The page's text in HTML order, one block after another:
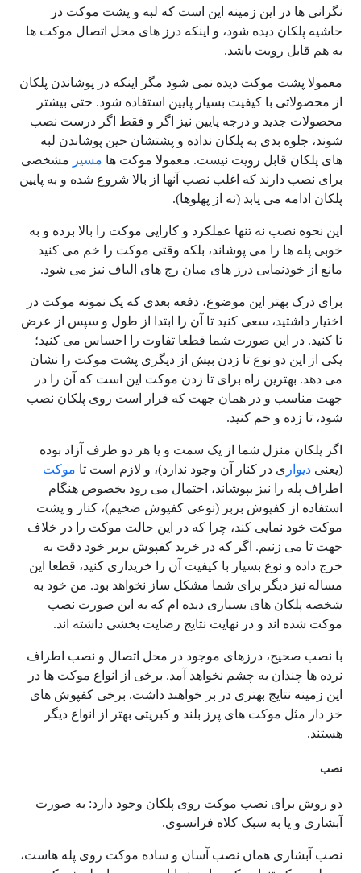
نگرانی ها در این زمینه این است که لبه و پشت موکت در
حاشیه پلکان دیده شود، و اینکه درز های محل اتصال موکت ها
به هم قابل رویت باشد.
معمولا پشت موکت دیده نمی شود مگر اینکه در پوشاندن پلکان
از محصولاتی با کیفیت بسیار پایین استفاده شود. حتی بیشتر
محصولات جدید و درجه پایین نیز اگر و فقط اگر درست نصب
شوند، جلوه بدی به پلکان نداده و پشتشان حین پوشاندن لبه
های پلکان قابل رویت نیست. معمولا موکت ها مسیر مشخصی
برای نصب دارند که اغلب نصب آنها از بالا شروع شده و به پایین
پلکان ادامه می یابد (نه از پهلوها).
این نحوه نصب نه تنها عملکرد و کارایی موکت را بالا برده و به
خوبی پله ها را می پوشاند، بلکه وقتی موکت را خم می کنید
مانع از خودنمایی درز های میان رج های الیاف نیز می شود.
برای درک بهتر این موضوع، دفعه بعدی که یک نمونه موکت در
اختیار داشتید، سعی کنید تا آن را ابتدا از طول و سپس از عرض
تا کنید. در این صورت شما قطعا تفاوت را احساس می کنید؛
یکی از این دو نوع تا زدن بیش از دیگری پشت موکت را نشان
می دهد. بهترین راه برای تا زدن موکت این است که آن را در
جهت مناسب و در همان جهت که قرار است روی پلکان نصب
شود، تا زده و خم کنید.
اگر پلکان منزل شما از یک سمت و یا هر دو طرف آزاد بوده
(یعنی دیوار ی در کنار آن وجود ندارد)، و لازم است تا موکت
اطراف پله را نیز بپوشاند، احتمال می رود بخصوص هنگام
استفاده از کفپوش بربر (نوعی کفپوش ضخیم)، کنار و پشت
موکت خود نمایی کند، چرا که در این حالت موکت را در خلاف
جهت تا می زنیم. اگر که در خرید کفپوش بربر خود دقت به
خرج داده و نوع بسیار با کیفیت آن را خریداری کنید، قطعا این
مساله نیز دیگر برای شما مشکل ساز نخواهد بود. من خود به
شخصه پلکان های بسیاری دیده ام که به این صورت نصب
موکت شده اند و در نهایت نتایج رضایت بخشی داشته اند.
با نصب صحیح، درزهای موجود در محل اتصال و نصب اطراف
نرده ها چندان به چشم نخواهد آمد. برخی از انواع موکت ها در
این زمینه نتایج بهتری در بر خواهند داشت. برخی کفپوش های
خز دار مثل موکت های پرز بلند و کبریتی بهتر از انواع دیگر
هستند.
نصب
دو روش برای نصب موکت روی پلکان وجود دارد: به صورت
آبشاری و یا به سبک کلاه فرانسوی.
نصب آبشاری همان نصب آسان و ساده موکت روی پله هاست،